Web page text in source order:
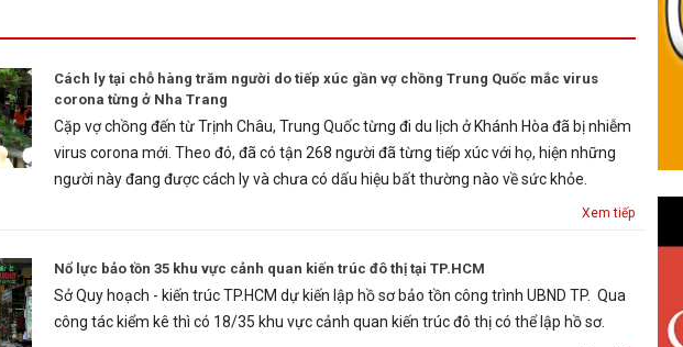
Cách ly tại chỗ hàng trăm người do tiếp xúc gần vợ chồng Trung Quốc mắc virus
corona từng ở Nha Trang
Cặp vợ chồng đến từ Trịnh Châu, Trung Quốc từng đi du lịch ở Khánh Hòa đã bị nhiễm
virus corona mới. Theo đó, đã có tận 268 người đã từng tiếp xúc với họ, hiện những
người này đang được cách ly và chưa có dấu hiệu bất thường nào về sức khỏe.
Xem tiếp
Nổ lực bảo tồn 35 khu vực cảnh quan kiến trúc đô thị tại TP.HCM
Sở Quy hoạch - kiến trúc TP.HCM dự kiến lập hồ sơ bảo tồn công trình UBND TP. Qua
công tác kiểm kê thì có 18/35 khu vực cảnh quan kiến trúc đô thị có thể lập hồ sơ.